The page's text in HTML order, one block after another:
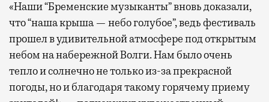
«Наши “Бременские музыканты” вновь доказали,
что “наша крыша — небо голубое”, ведь фестиваль
прошел в удивительной атмосфере под открытым
небом на набережной Волги. Нам было очень
тепло и солнечно не только из-за прекрасной
погоды, но и благодаря такому горячему приему